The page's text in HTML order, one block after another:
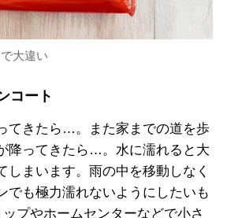
大違い
コート
てきたら…。また家までの道を歩
降ってきたら…。水に濡れると大
しまいます。雨の中を移動しなく
でも極力濡れないようにしたいも
プやホームセンターなどで小さ